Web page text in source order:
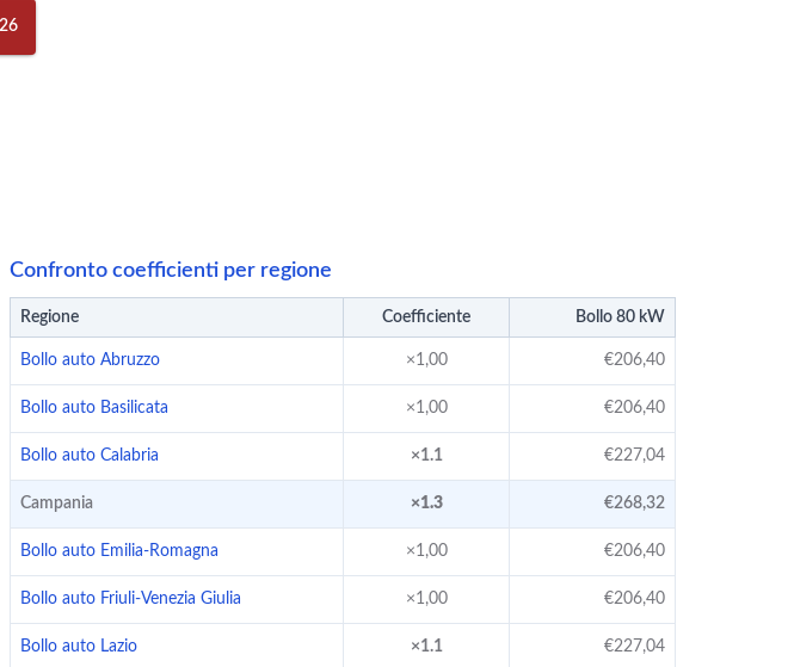
Confronto coefficienti per regione
Regione Coefficiente Bollo 80 kW
Bollo auto Abruzzo ×1,00 €206,40
Bollo auto Basilicata ×1,00 €206,40
Bollo auto Calabria ×1.1 €227,04
Campania ×1.3 €268,32
Bollo auto Emilia-Romagna ×1,00 €206,40
Bollo auto Friuli-Venezia Giulia ×1,00 €206,40
Bollo auto Lazio ×1.1 €227,04